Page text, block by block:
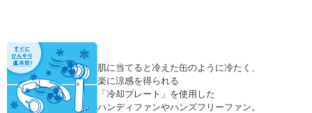
肌に当てると冷えた缶のように冷たく、
楽に涼感を得られる
「冷却プレート」を使用した
ハンディファンやハンズフリーファン。